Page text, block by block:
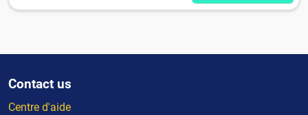
Contact us
Centre d'aide